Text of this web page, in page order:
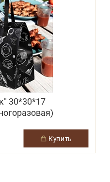
30*30*17
купить